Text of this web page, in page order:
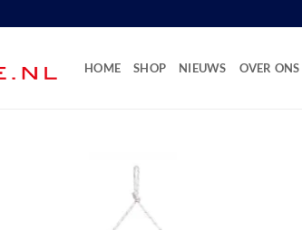
HOME SHOP NIEUWS OVER ONS